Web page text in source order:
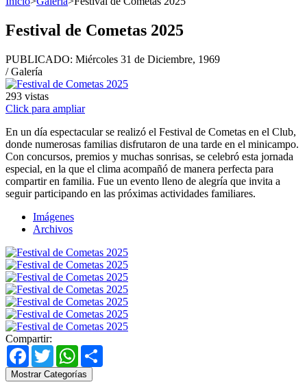
Festival de Cometas 2025
PUBLICADO: Miércoles 31 de Diciembre, 1969
/ Galería
293 vistas
Click para ampliar
En un día espectacular se realizó el Festival de Cometas en el Club,
donde numerosas familias disfrutaron de una tarde en el minicampo.
Con concursos, premios y muchas sonrisas, se celebró esta jornada
especial, en la que el clima acompañó de manera perfecta para
compartir en familia. Fue un evento lleno de alegría que invita a
seguir participando en las próximas actividades familiares.
Imágenes
Archivos
Compartir:
Facebook
TwitterWhatsApp
Mostrar Categorías